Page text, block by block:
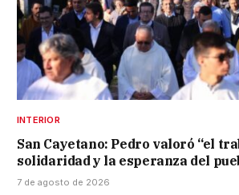
INTERIOR
San Cayetano: Pedro valoró “el
solidaridad y la esperanza del
7 de agosto de 2026